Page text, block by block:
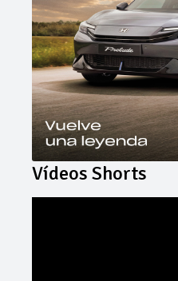
Vídeos Shorts